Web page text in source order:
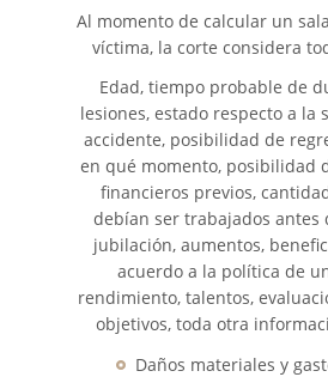
Al momento de calcular un
víctima, la corte considera
Edad, tiempo probable de
lesiones, estado respecto a la
accidente, posibilidad de
en qué momento, posibilidad
financieros previos,
debían ser trabajados antes
jubilación, aumentos,
acuerdo a la política de
rendimiento, talentos,
objetivos, toda otra
Daños materiales y